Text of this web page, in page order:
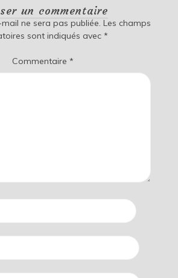
un commentaire
ne sera pas publiée. Les champs
sont indiqués avec *
Commentaire *